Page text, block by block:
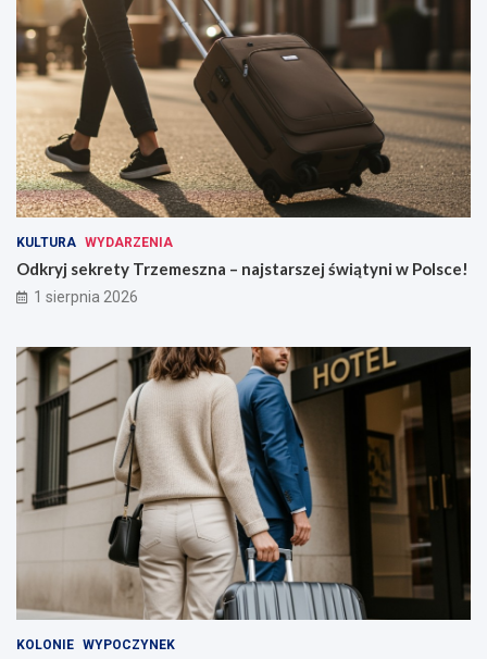
KULTURA WYDARZENIA
Odkryj sekrety Trzemeszna – najstarszej świątyni w Polsce!
1 sierpnia 2026
KOLONIE WYPOCZYNEK